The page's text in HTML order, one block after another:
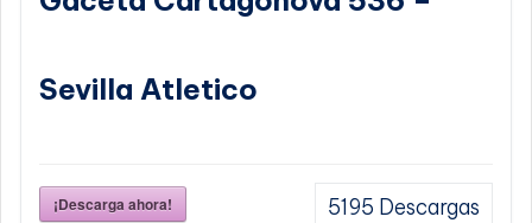
Sevilla Atletico
¡Descarga ahora! 5195 Descargas